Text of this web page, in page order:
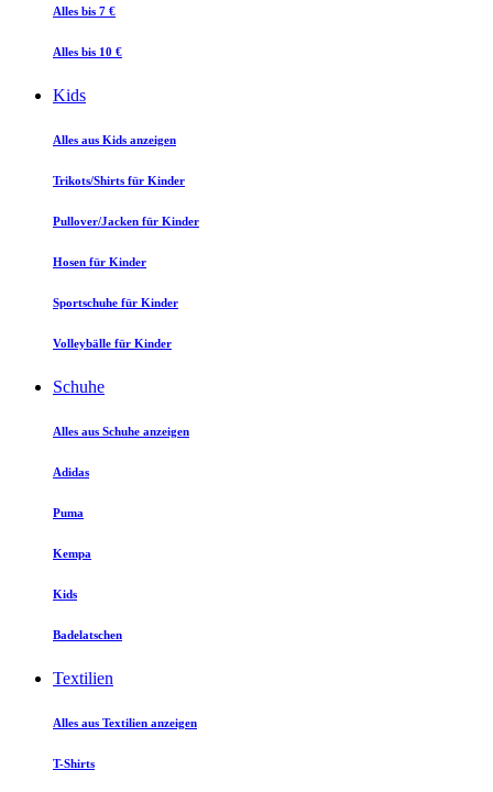
Alles bis 7 €
Alles bis 10 €
Kids
Alles aus Kids anzeigen
Trikots/Shirts für Kinder
Pullover/Jacken für Kinder
Hosen für Kinder
Sportschuhe für Kinder
Volleybälle für Kinder
Schuhe
Alles aus Schuhe anzeigen
Adidas
Puma
Kempa
Kids
Badelatschen
Textilien
Alles aus Textilien anzeigen
T-Shirts